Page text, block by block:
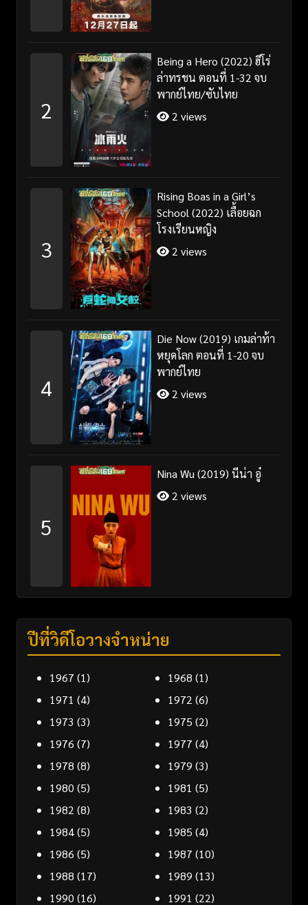
2
Being a Hero (2022) ฮีโร่
ล่าทรชน ตอนที่ 1-32 จบ
พากย์ไทย/ซับไทย
2 views
3
Rising Boas in a Girl’s
School (2022) เลื้อยฉก
โรงเรียนหญิง
2 views
4
Die Now (2019) เกมล่าท้า
หยุดโลก ตอนที่ 1-20 จบ
พากย์ไทย
2 views
5
Nina Wu (2019) นีน่า อู๋
2 views
ปีที่วิดีโอวางจำหน่าย
1967 (1) 1968 (1)
1971 (4) 1972 (6)
1973 (3) 1975 (2)
1976 (7) 1977 (4)
1978 (8) 1979 (3)
1980 (5) 1981 (5)
1982 (8) 1983 (2)
1984(5) 1985 (4)
1986 (5) 1987 (10)
1988 (17) 1989 (13)
1990 (16) 1991 (22)